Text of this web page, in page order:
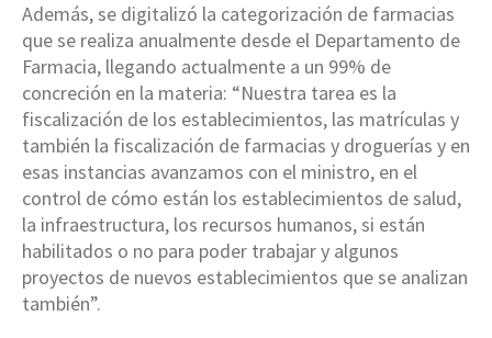
Además, se digitalizó la categorización de farmacias
que se realiza anualmente desde el Departamento de
Farmacia, llegando actualmente a un 99% de
concreción en la materia: “Nuestra tarea es la
fiscalización de los establecimientos, las matrículas y
también la fiscalización de farmacias y droguerías y en
esas instancias avanzamos con el ministro, en el
control de cómo están los establecimientos de salud,
la infraestructura, los recursos humanos, si están
habilitados o no para poder trabajar y algunos
proyectos de nuevos establecimientos que se analizan
también”.